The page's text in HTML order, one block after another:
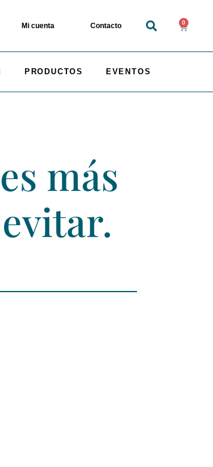
Mi cuenta Contacto 0
PRODUCTOS EVENTOS
más